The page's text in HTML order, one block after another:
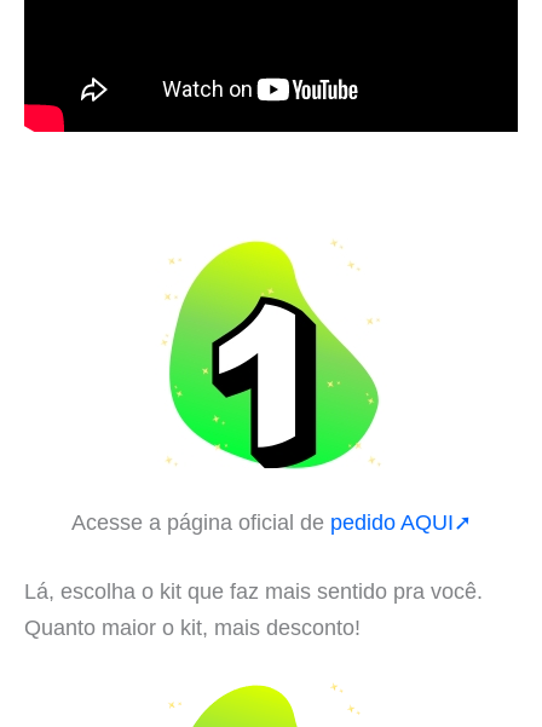
Acesse a página oficial de pedido AQUI➚
Lá, escolha o kit que faz mais sentido pra você.
Quanto maior o kit, mais desconto!